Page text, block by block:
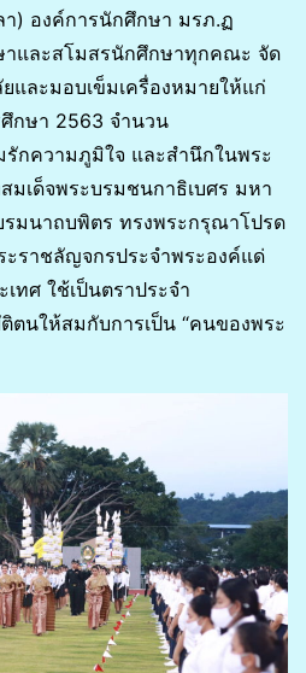
) องค์การนักศึกษา มรภ.ฏ
และสโมสรนักศึกษาทุกคณะ จัด
ละมอบเข็มเครื่องหมายให้แก่
กษา 2563 จำนวน
กความภูมิใจ และสำนึกในพระ
เด็จพระบรมชนกาธิเบศร มหา
มนาถบพิตร ทรงพระกรุณาโปรด
ะราชลัญจกรประจำพระองค์แด่
ทศ ใช้เป็นตราประจำ
ตนให้สมกับการเป็น “คนของพระ